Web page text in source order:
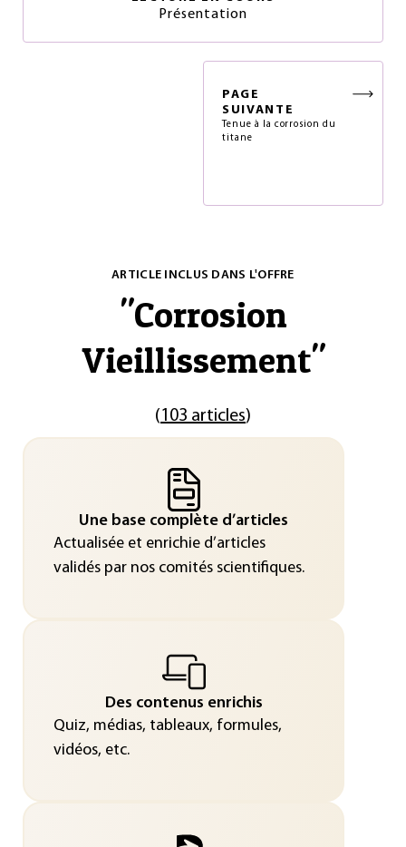
Présentation
PAGE
SUIVANTE
Tenue à la corrosion du
titane
ARTICLE INCLUS DANS L'OFFRE
"Corrosion
Vieillissement"
(103 articles)
Une base complète d’articles
Actualisée et enrichie d’articles
validés par nos comités scientifiques.
Des contenus enrichis
Quiz, médias, tableaux, formules,
vidéos, etc.